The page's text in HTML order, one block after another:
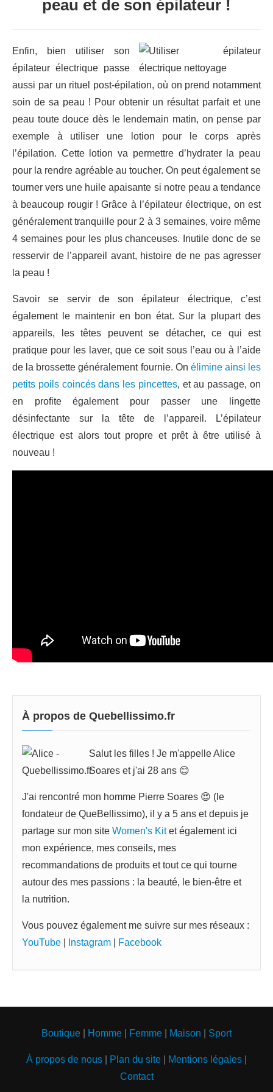
peau et de son épilateur !
Enfin, bien utiliser son
épilateur électrique passe
aussi par un rituel post-épilation, où on prend notamment
soin de sa peau ! Pour obtenir un résultat parfait et une
peau toute douce dès le lendemain matin, on pense par
exemple à utiliser une lotion pour le corps après
l’épilation. Cette lotion va permettre d’hydrater la peau
pour la rendre agréable au toucher. On peut également se
tourner vers une huile apaisante si notre peau a tendance
à beaucoup rougir ! Grâce à l’épilateur électrique, on est
généralement tranquille pour 2 à 3 semaines, voire même
4 semaines pour les plus chanceuses. Inutile donc de se
resservir de l’appareil avant, histoire de ne pas agresser
la peau !
Savoir se servir de son épilateur électrique, c’est
également le maintenir en bon état. Sur la plupart des
appareils, les têtes peuvent se détacher, ce qui est
pratique pour les laver, que ce soit sous l’eau ou à l’aide
de la brossette généralement fournie. On élimine ainsi les
petits poils coincés dans les pincettes, et au passage, on
en profite également pour passer une lingette
désinfectante sur la tête de l’appareil. L’épilateur
électrique est alors tout propre et prêt à être utilisé à
nouveau !
À propos de Quebellissimo.fr
Salut les filles ! Je m'appelle Alice
Soares et j'ai 28 ans 😊
J'ai rencontré mon homme Pierre Soares 😍 (le
fondateur de QueBellissimo), il y a 5 ans et depuis je
partage sur mon site Women's Kitet également ici
mon expérience, mes conseils, mes
recommandations de produits et tout ce qui tourne
autour des mes passions : la beauté, le bien-être et
la nutrition.
Vous pouvez également me suivre sur mes réseaux :
YouTube
Instagram Facebook
Boutique Homme Femme Maison Sport
À propos de nous Plan du site Mentions légales
Contact